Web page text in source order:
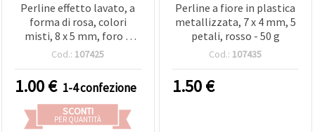
Perline effetto lavato, a
forma di rosa, colori
misti, 8 x 5 mm, foro 1
mm, 50 g (~250 pz)
Cod.: 107425
1.00€ 1-4 confezione
SCONTI
PER QUANTITÀ
Perline a fiore in plastica
metallizzata, 7 x 4 mm, 5
petali, rosso - 50 g
Cod.: 107435
1.50€